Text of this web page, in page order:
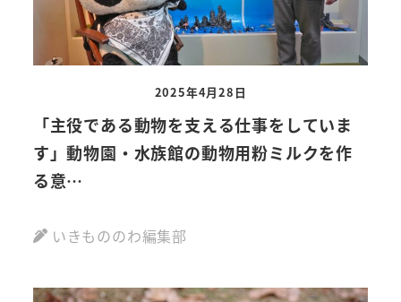
2025年4月28日
「主役である動物を支える仕事をしていま
す」動物園・水族館の動物用粉ミルクを作
る意…
いきもののわ編集部